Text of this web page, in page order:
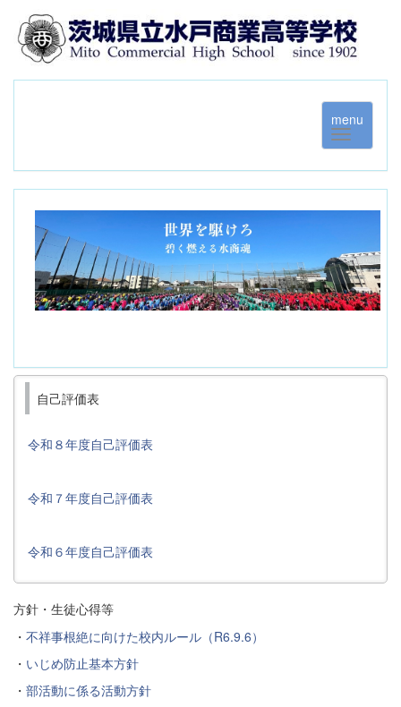
menu
自己評価表
令和８年度自己評価表
令和７年度自己評価表
令和６年度自己評価表
方針・生徒心得等
・ 不祥事根絶に向けた校内ルール（R6.9.6）
・ いじめ防止基本方針
・ 部活動に係る活動方針